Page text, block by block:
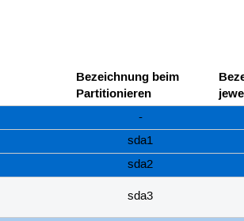
Bezeichnung beim
Partitionieren
-
sda1
sda2
sda3